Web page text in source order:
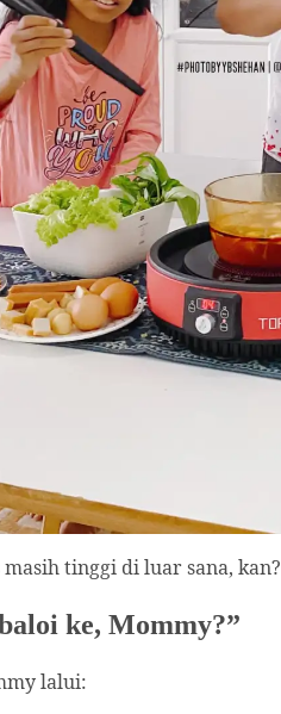
tinggi di luar sana, kan?
ke, Mommy?”
lalui: